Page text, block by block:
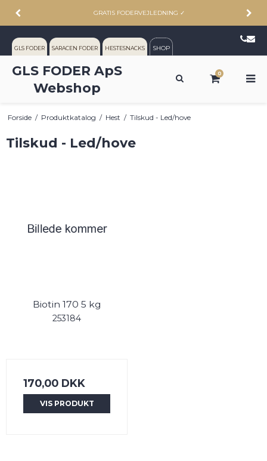
ALTID RIMELIGE PRISER
GLS FODER SARACEN FODER HESTESNACKS SHOP
GLS FODER ApS
Webshop
0
Forside / Produktkatalog / Hest / Tilskud - Led/hove
Tilskud - Led/hove
Biotin 170 5 kg
253184
170,00 DKK
VIS PRODUKT